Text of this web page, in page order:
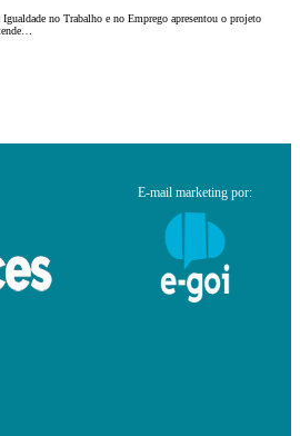
no Trabalho e no Emprego apresentou o projeto
E-mail marketing por: